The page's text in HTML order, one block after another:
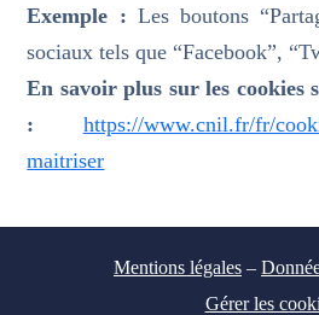
Exemple : Les boutons
sociaux tels que “Facebook”,
En savoir plus sur les cookies
:
https://www.cnil.fr/fr/
maitriser
Mentions légales –
Gérer les